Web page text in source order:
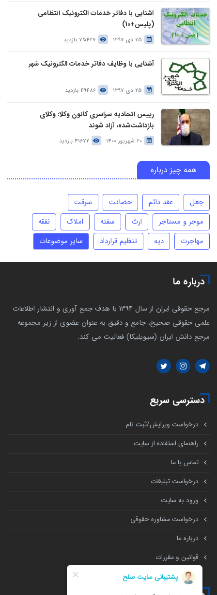
آشنایی با دفاتر خدمات الکترونیک انتظامی
(پلیس+10)
25 دی 1397 75427 بازدید
آشنایی با وظایف دفاتر خدمات الکترونیک شهر
25 دی 1397 49486 بازدید
رییس اتحادیه سراسری کانون وکلا: وکلای
بازداشت‌شده، آزاد شوند
20 شهریور 1400 41672 بازدید
همه چیز درباره
جعل عقد دائم حضانت
سرقت
موجر و مستاجر
ارث سفته املاک
نفقه
مهاجرت
دیه تنظیم قرارداد سایر موضوعات
درباره ما
مرجع حقوقی ایران از سال 1394 با هدف جمع آوری و انتشار اطلاعات
علمی حقوقی صحیح، جامع و دقیق به عنوان عضوی از زیر مجموعه
مرجع دانش ایران (سیویلیکا) فعالیت می کند.
دسترسی سریع
درخواست ویرایش/ثبت نام
راهنمای استفاده از سایت
تماس با ما
درخواست تبلیغات
ورود به سایت
درخواست مشاوره حقوقی
درباره ما
قوانین و مقررات